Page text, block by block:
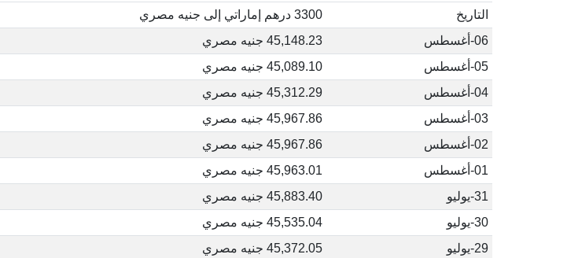
التاريخ
3300 درهم إماراتي إلى جنيه مصري
06-أغسطس
45,148.23 جنيه مصري
05-أغسطس
45,089.10 جنيه مصري
04-أغسطس
45,312.29 جنيه مصري
03-أغسطس
45,967.86 جنيه مصري
02-أغسطس
45,967.86 جنيه مصري
01-أغسطس
45,963.01 جنيه مصري
31-يوليو
45,883.40 جنيه مصري
30-يوليو
45,535.04 جنيه مصري
29-يوليو
45,372.05 جنيه مصري